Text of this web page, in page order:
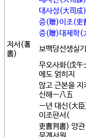
대사성(大司成)
증(贈)이조(吏
증(贈)대제학(
저서(著
書)
보백당선생실
무오사화(戊午
에도 얽히지
않고 근본을
신해一八五
一년 대신(大
이조판서(
吏曹判書) 양